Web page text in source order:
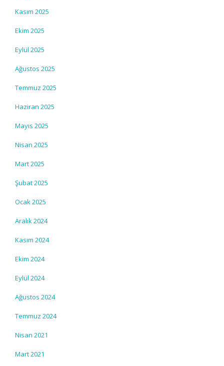
Kasım 2025
Ekim 2025
Eylül 2025
Ağustos 2025
Temmuz 2025
Haziran 2025
Mayıs 2025
Nisan 2025
Mart 2025
Şubat 2025
Ocak 2025
Aralık 2024
Kasım 2024
Ekim 2024
Eylül 2024
Ağustos 2024
Temmuz 2024
Nisan 2021
Mart 2021